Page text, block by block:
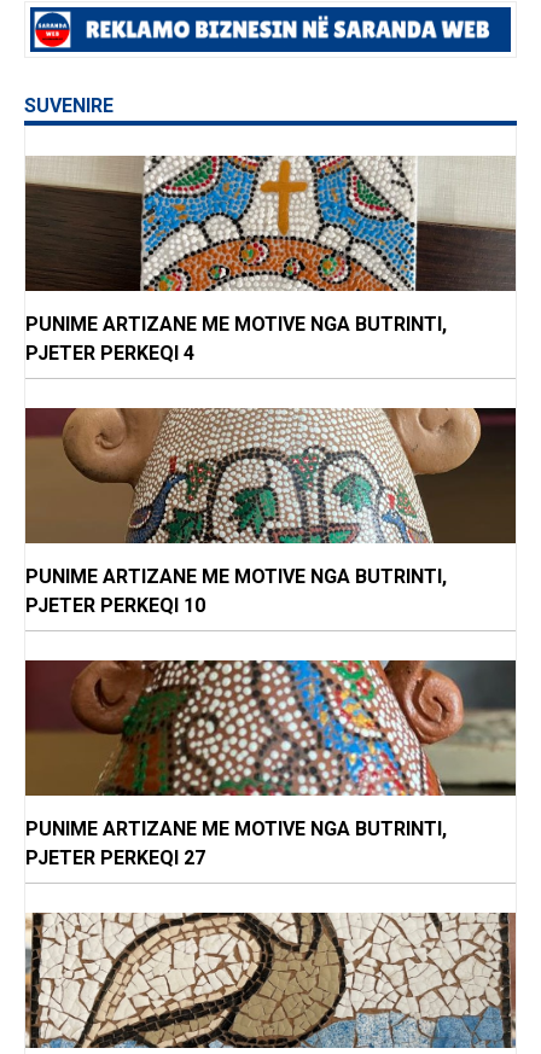
SUVENIRE
PUNIME ARTIZANE ME MOTIVE NGA BUTRINTI,
PJETER PERKEQI 4
PUNIME ARTIZANE ME MOTIVE NGA BUTRINTI,
PJETER PERKEQI 10
PUNIME ARTIZANE ME MOTIVE NGA BUTRINTI,
PJETER PERKEQI 27